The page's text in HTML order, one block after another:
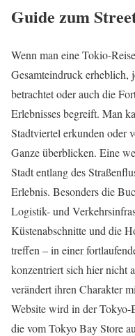
Guide zum
Wenn man eine Tokio-
Gesamteindruck erheblich,
betrachtet oder auch die
Erlebnisses begreift. Man
Stadtviertel erkunden oder
Ganze überblicken. Eine
Stadt entlang des
Erlebnis. Besonders die
Logistik- und
Küstenabschnitte und die
treffen – in einer
konzentriert sich hier nicht
verändert ihren Charakter
Website wird in der Tokyo-
die vom Tokyo Bay Store